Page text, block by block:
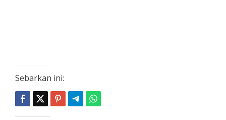
Sebarkan ini: